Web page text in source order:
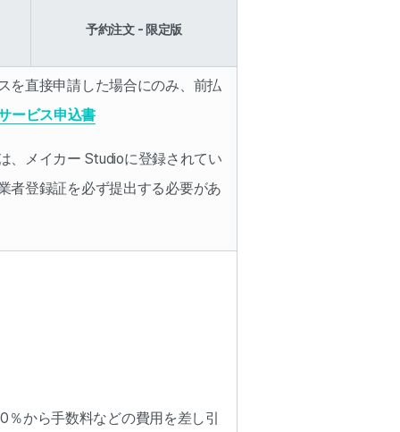
予約注文 - 限定版
を直接申請した場合にのみ、前払
ービス申込書
、メイカー Studioに登録されてい
者登録証を必ず提出する必要があ
から手数料などの費用を差し引